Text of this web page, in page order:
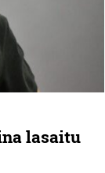
lasaitu